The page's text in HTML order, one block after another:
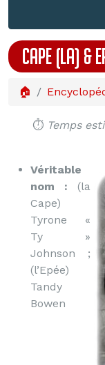
CAPE (LA) &
🏠
⏱️ Temps
Véritable
nom : (la
Cape)
Tyrone «
Ty »
Johnson ;
(l’Epée)
Tandy
Bowen